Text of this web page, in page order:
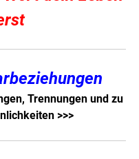
Trennungen und zu
>>>